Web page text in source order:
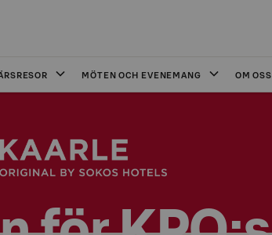
MÖTEN OCH EVENEMANG OM OSS